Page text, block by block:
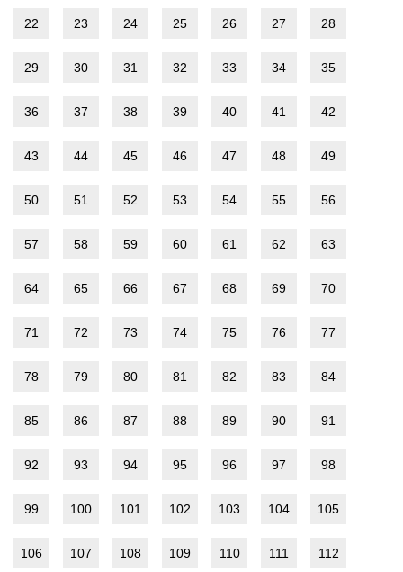
22 23 24 25 26 27 28
29 30 31 32 33 34 35
36 37 38 39 40 41 42
43 44 45 46 47 48 49
50 51 52 53 54 55 56
57 58 59 60 61 62 63
64 65 66 67 68 69 70
71 72 73 74 75 76 77
78 79 80 81 82 83 84
85 86 87 88 89 90 91
92 93 94 95 96 97 98
99 100 101 102 103 104 105
106 107 108 109 110 111 112